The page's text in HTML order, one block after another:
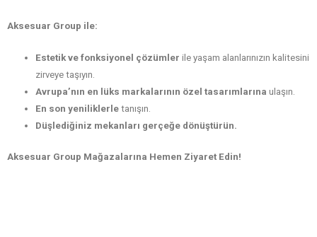
Aksesuar Group ile:
Estetik ve fonksiyonel çözümler ile yaşam alanlarınızın kalitesini
zirveye taşıyın.
Avrupa’nın en lüks markalarının özel tasarımlarına ulaşın.
En son yeniliklerletanışın.
Düşlediğiniz mekanları gerçeğe dönüştürün.
Aksesuar Group Mağazalarına Hemen Ziyaret Edin!